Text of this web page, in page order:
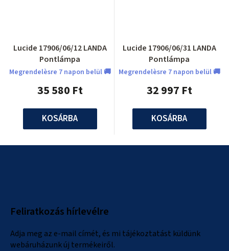
Lucide 17906/06/12 LANDA
Pontlámpa
Megrendelèsre 7 napon belül 🚚
35 580 Ft
KOSÁRBA
Lucide 17906/06/31 LANDA
Pontlámpa
Megrendelèsre 7 napon belül 🚚
32 997 Ft
KOSÁRBA
Feliratkozás hírlevélre
Adja meg az e-mail címét, és mi tájékoztatást küldünk
webáruházunk új termékeiről.